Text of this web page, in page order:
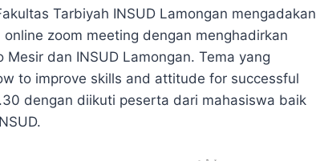
Tarbiyah INSUD Lamongan mengadakan
zoom meeting dengan menghadirkan
dan INSUD Lamongan. Tema yang
to improve skills and attitude for successful
dengan diikuti peserta dari mahasiswa baik